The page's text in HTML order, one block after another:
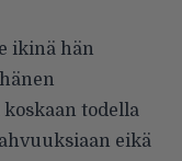
ikinä hän
todella
eikä